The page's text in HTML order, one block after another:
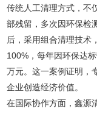
传统人工清理方式，不
部残留，多次因环保检
后，采用组合清理技术
100%，每年因环保达
万元。这一案例证明，
企业创造经济价值。
在国际协作方面，鑫源